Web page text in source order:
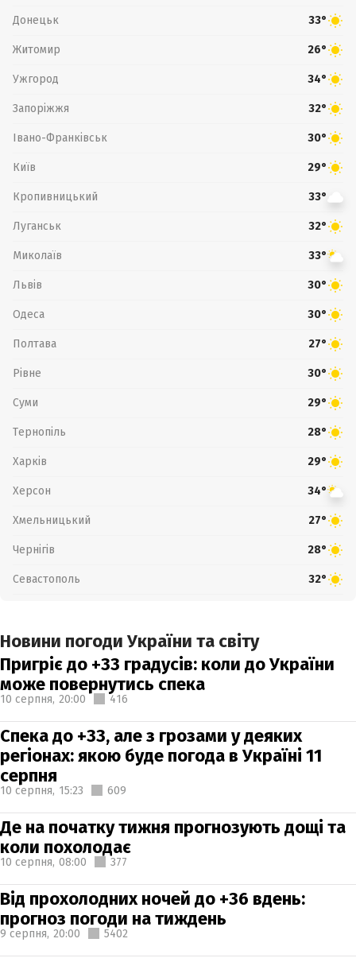
Донецьк 33°
Житомир 26°
Ужгород 34°
Запоріжжя 32°
Івано-Франківськ 30°
Київ 29°
Кропивницький 33°
Луганськ 32°
Миколаїв 33°
Львів 30°
Одеса 30°
Полтава 27°
Рівне 30°
Суми 29°
Тернопіль 28°
Харків 29°
Херсон 34°
Хмельницький 27°
Чернігів 28°
Севастополь 32°
Новини погоди України та світу
Пригріє до +33 градусів: коли до України
може повернутись спека
10 серпня, 20:00 416
Спека до +33, але з грозами у деяких
регіонах: якою буде погода в Україні 11
серпня
10 серпня, 15:23 609
Де на початку тижня прогнозують дощі та
коли похолодає
10 серпня, 08:00 377
Від прохолодних ночей до +36 вдень:
прогноз погоди на тиждень
9 серпня, 20:00 5402